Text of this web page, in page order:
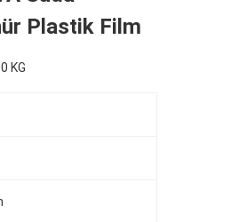
Plastik Film
KG